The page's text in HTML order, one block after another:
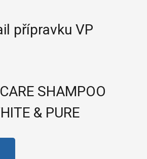
přípravku VP
SHAMPOO
& PURE